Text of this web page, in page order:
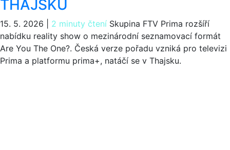
THAJSKU
15. 5. 2026 2 minuty čtení Skupina FTV Prima rozšíří
nabídku reality show o mezinárodní seznamovací formát
Are You The One?. Česká verze pořadu vzniká pro televizi
Prima a platformu prima+, natáčí se v Thajsku.